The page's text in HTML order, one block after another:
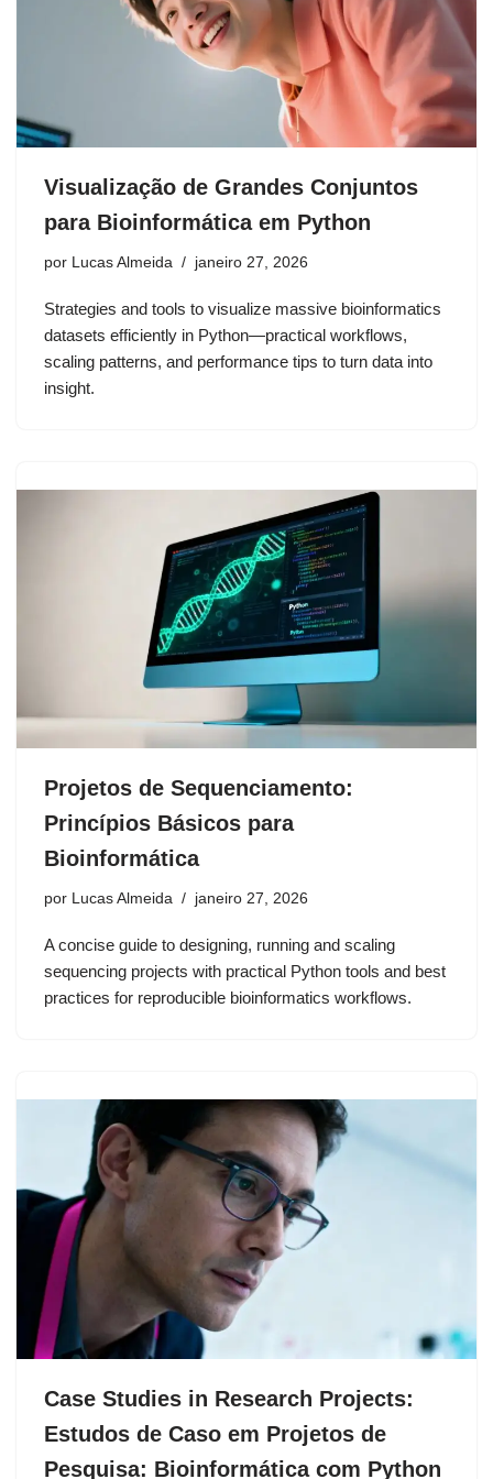
Visualização de Grandes Conjuntos
para Bioinformática em Python
por Lucas Almeida janeiro 27, 2026
Strategies and tools to visualize massive bioinformatics
datasets efficiently in Python—practical workflows,
scaling patterns, and performance tips to turn data into
insight.
Projetos de Sequenciamento:
Princípios Básicos para
Bioinformática
por Lucas Almeida janeiro 27, 2026
A concise guide to designing, running and scaling
sequencing projects with practical Python tools and best
practices for reproducible bioinformatics workflows.
Case Studies in Research Projects:
Estudos de Caso em Projetos de
Pesquisa: Bioinformática com Python